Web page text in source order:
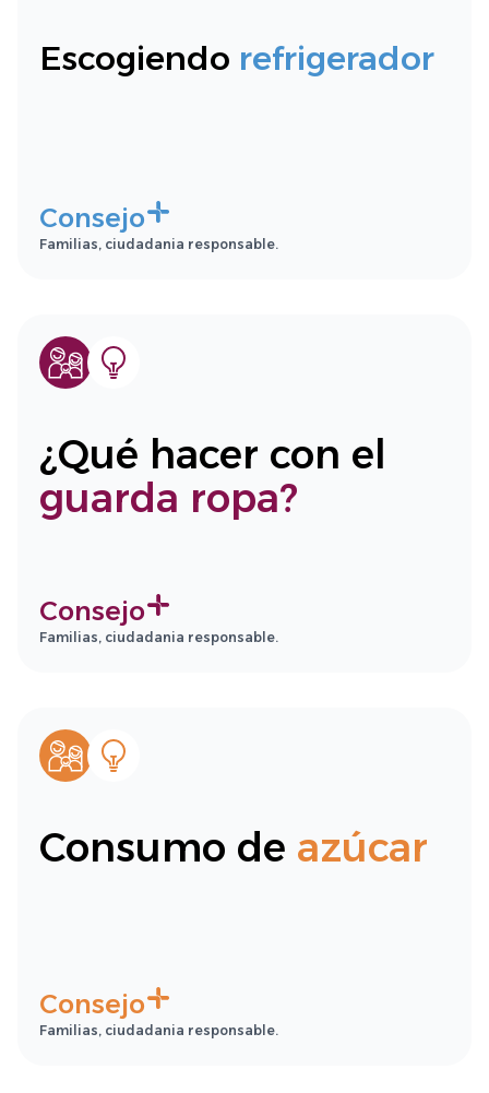
Escogiendo refrigerador
Consejo
Familias, ciudadania responsable.
¿Qué hacer con el
guarda ropa?
Consejo
Familias, ciudadania responsable.
Consumo de azúcar
Consejo
Familias, ciudadania responsable.